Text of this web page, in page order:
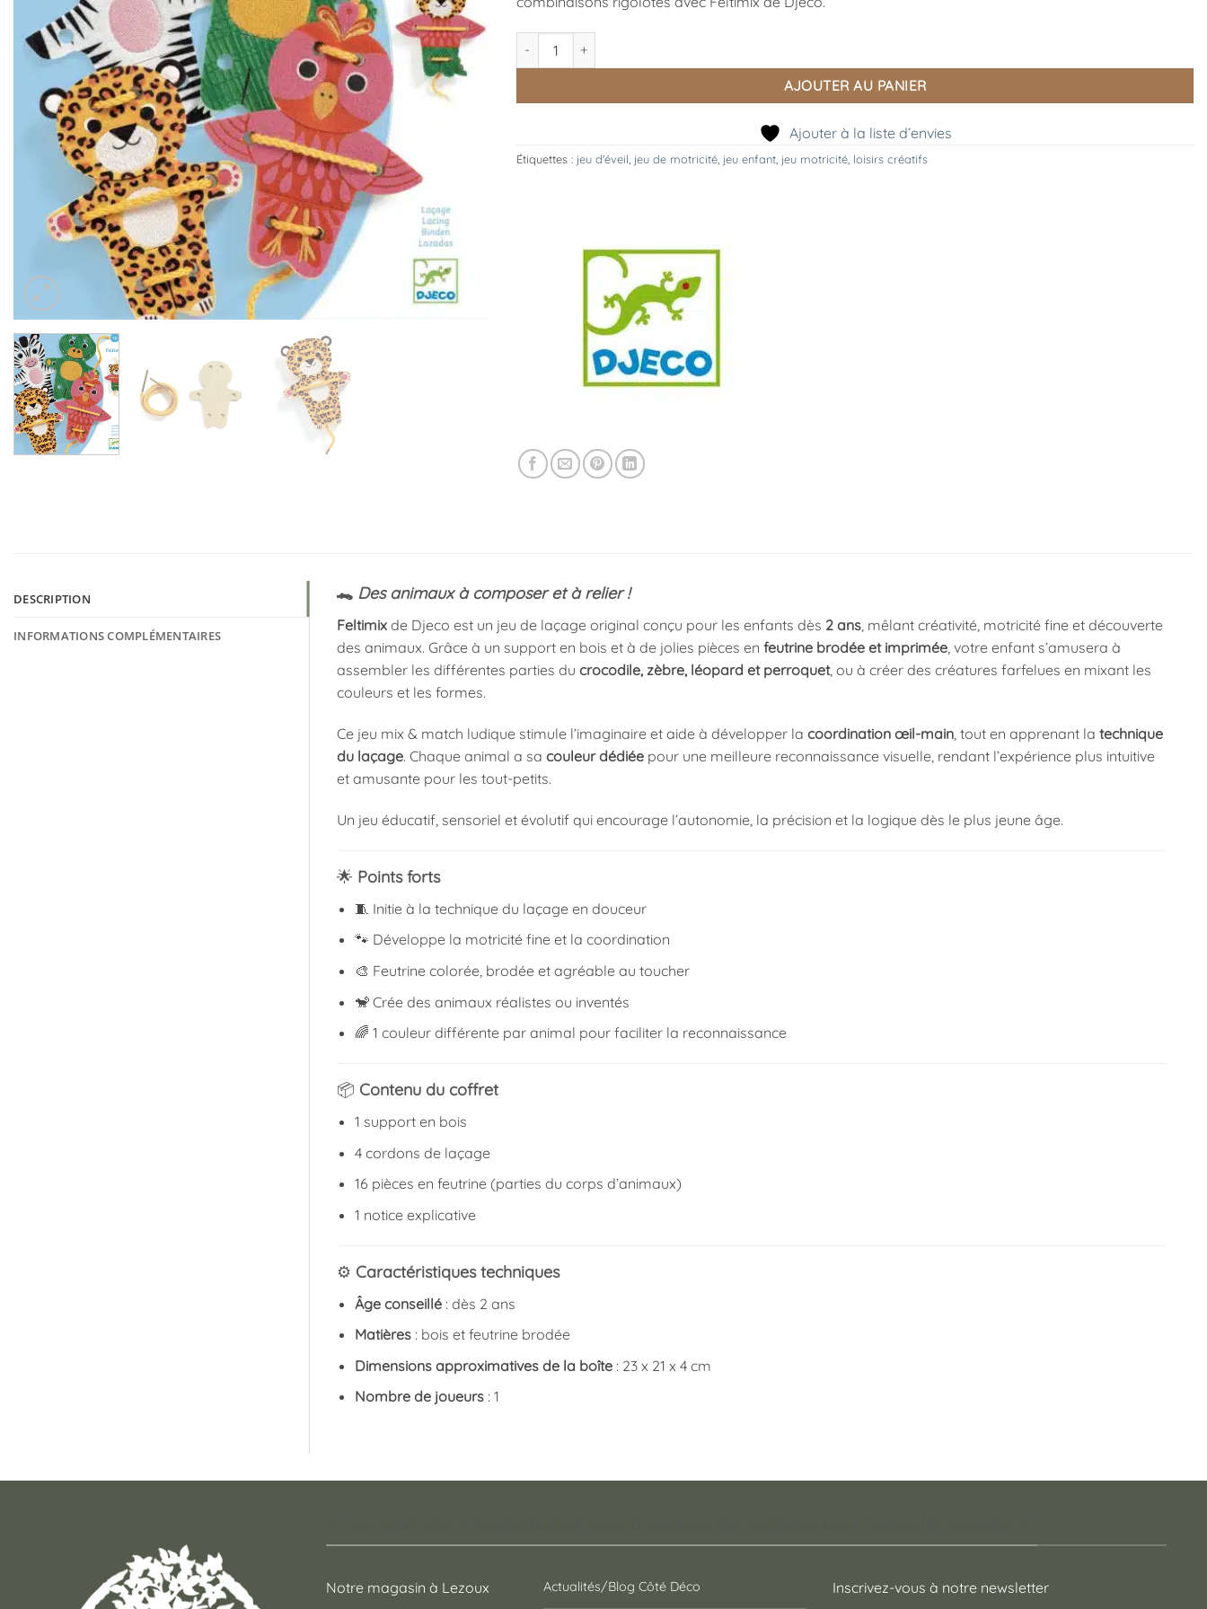
AJOUTER AU PANIER
Ajouter à la liste d’envies
Étiquettes : jeu d'éveil jeu de motricité jeu enfant jeu motricité loisirs créatifs
DESCRIPTION
INFORMATIONS COMPLÉMENTAIRES
🐊 Des animaux à composer et à relier !
Feltimixde Djeco est un jeu de laçage original conçu pour les enfants dès 2 ans, mêlant créativité, motricité fine et découverte
des animaux. Grâce à un support en bois et à de jolies pièces en feutrine brodée et imprimée, votre enfant s’amusera à
assembler les différentes parties du crocodile, zèbre, léopard et perroquet, ou à créer des créatures farfelues en mixant les
couleurs et les formes.
Ce jeu mix & match ludique stimule l’imaginaire et aide à développer la coordination œil-main, tout en apprenant la technique
du laçage. Chaque animal a sa couleur dédiéepour une meilleure reconnaissance visuelle, rendant l’expérience plus intuitive
et amusante pour les tout-petits.
Un jeu éducatif, sensoriel et évolutif qui encourage l’autonomie, la précision et la logique dès le plus jeune âge.
🌟 Points forts
🧵 Initie à la technique du laçage en douceur
🐾 Développe la motricité fine et la coordination
🎨 Feutrine colorée, brodée et agréable au toucher
🐒 Crée des animaux réalistes ou inventés
🌈 1 couleur différente par animal pour faciliter la reconnaissance
📦 Contenu du coffret
1 support en bois
4 cordons de laçage
16 pièces en feutrine (parties du corps d’animaux)
1 notice explicative
⚙️ Caractéristiques techniques
Âge conseillé : dès 2 ans
Matières : bois et feutrine brodée
Dimensions approximatives de la boîte : 23 x 21 x 4 cm
Nombre de joueurs : 1
Notre magasin à Lezoux Actualités/Blog Côté Déco
Inscrivez-vous à notre newsletter